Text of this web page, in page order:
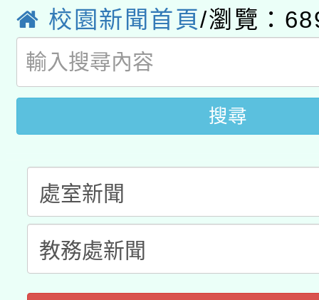
用水績優單位及節水達
動」
桃園市孔廟祈福系列
開 智慧啟航」
2026年桃園地景藝術
校園新聞首頁/瀏覽：
搜尋